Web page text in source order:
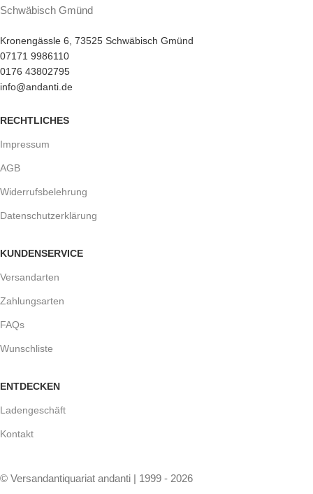
Schwäbisch Gmünd
Kronengässle 6, 73525 Schwäbisch Gmünd
07171 9986110
0176 43802795
info@andanti.de
RECHTLICHES
Impressum
AGB
Widerrufsbelehrung
Datenschutzerklärung
KUNDENSERVICE
Versandarten
Zahlungsarten
FAQs
Wunschliste
ENTDECKEN
Ladengeschäft
Kontakt
© Versandantiquariat andanti | 1999 - 2026